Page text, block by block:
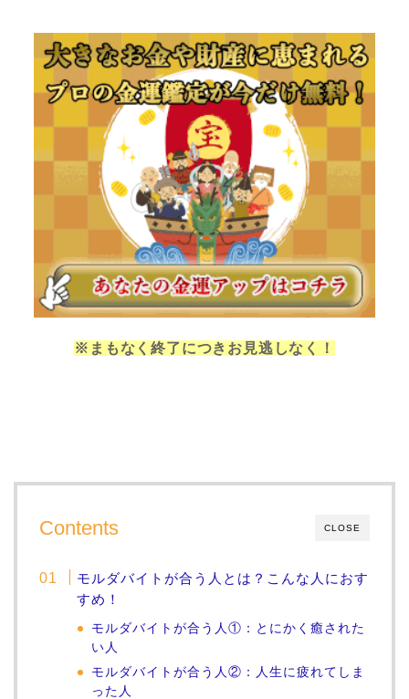
※まもなく終了につきお見逃しなく！
CLOSE
Contents
モルダバイトが合う人とは？こんな人におす
すめ！
モルダバイトが合う人①：とにかく癒された
い人
モルダバイトが合う人②：人生に疲れてしま
った人